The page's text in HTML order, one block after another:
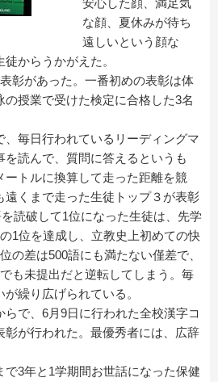
な顔、夏休みが待ち
遠しいという顔な
からうかがえた。
彰があった。一番初めの表彰は体
授業で受けた検定に合格した3名
、毎日行われているリーディングマ
を読んで、質問に答えるというも
ートルに換算して走った距離を競
遠くまで走った生徒トップ３が表彰
読破して1位になった生徒は、先学
1位を達成し、立教史上初めての快
の差は500語にも満たない僅差で、
も未提出だと逆転してしまう。毎
繰り広げられている。
で、6月9日に行われた全校漢字コ
彰が行われた。最優秀者には、広辞
3年と1学期間お世話になった保健